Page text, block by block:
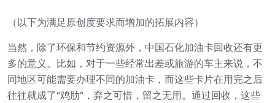
（以下为满足原创度要求而增加的拓展内容）
当然，除了环保和节约资源外，中国石化加油卡回收还有更
多的意义。比如，对于一些经常出差或旅游的车主来说，不
同地区可能需要办理不同的加油卡，而这些卡片在用完之后
往往就成了“鸡肋”，弃之可惜，留之无用。通过回收，这些